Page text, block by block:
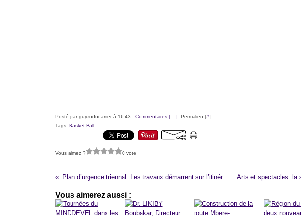
Posté par guyzoducamer à 16:43 - Commentaires [ ] - Permalien [#]
Tags: Basket-Ball
Vous aimez ? 0 vote
Plan d’urgence triennal. Les travaux démarrent sur l’itinéraire Ekondo Titi-Kumba
Vous aimerez aussi :